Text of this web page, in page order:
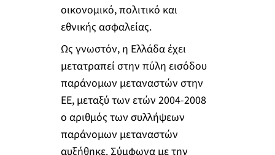
οικονομικό, πολιτικό και
εθνικής ασφαλείας.
Ως γνωστόν, η Ελλάδα έχει
μετατραπεί στην πύλη εισόδου
παράνομων μεταναστών στην
ΕΕ, μεταξύ των ετών 2004-2008
ο αριθμός των συλλήψεων
παράνομων μεταναστών
αυξήθηκε. Σύμφωνα με την